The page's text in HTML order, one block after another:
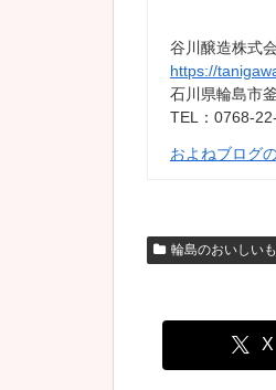
谷川醸造株式
https://
石川県輪島市
TEL：0768-
およねブログ
輪島のおいしい
X